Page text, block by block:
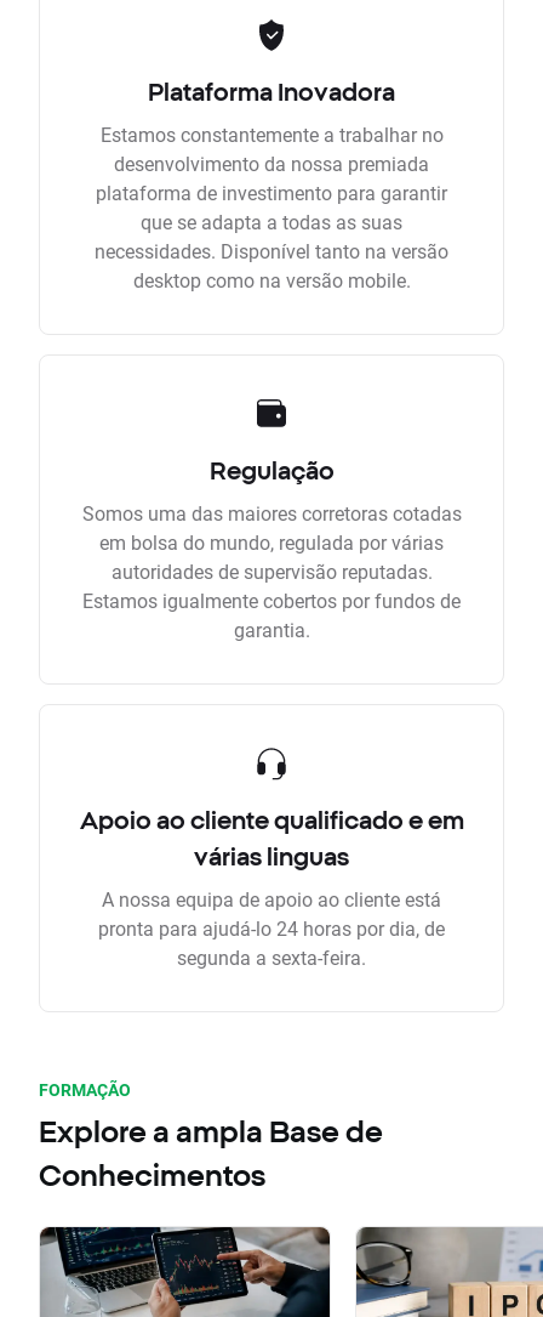
Plataforma Inovadora
Estamos constantemente a trabalhar no
desenvolvimento da nossa premiada
plataforma de investimento para garantir
que se adapta a todas as suas
necessidades. Disponível tanto na versão
desktop como na versão mobile.
Regulação
Somos uma das maiores corretoras cotadas
em bolsa do mundo, regulada por várias
autoridades de supervisão reputadas.
Estamos igualmente cobertos por fundos de
garantia.
Apoio ao cliente qualificado e em
várias linguas
A nossa equipa de apoio ao cliente está
pronta para ajudá-lo 24 horas por dia, de
segunda a sexta-feira.
FORMAÇÃO
Explore a ampla Base de
Conhecimentos